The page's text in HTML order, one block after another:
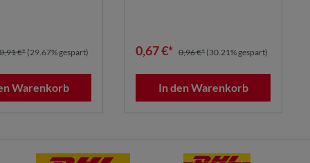
0,91 €*(29.67% gespart)
Warenkorb
0,67 €* 0,96 €* (30.21% gespart)
In den Warenkorb